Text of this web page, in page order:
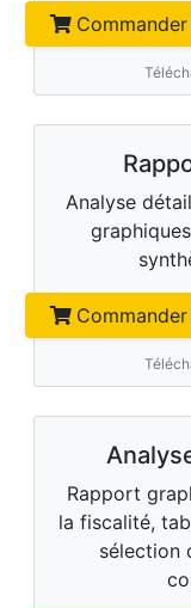
Analyse
Rapport
la fiscalité,
sélection